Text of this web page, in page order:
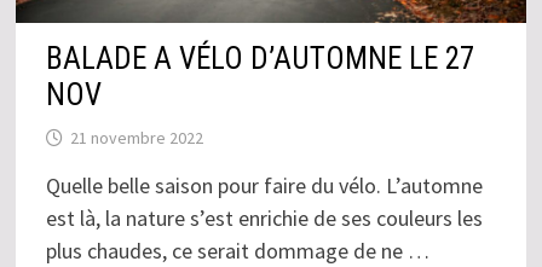
BALADE A VÉLO D’AUTOMNE LE 27
NOV
21 novembre 2022
Quelle belle saison pour faire du vélo. L’automne
est là, la nature s’est enrichie de ses couleurs les
plus chaudes, ce serait dommage de ne …